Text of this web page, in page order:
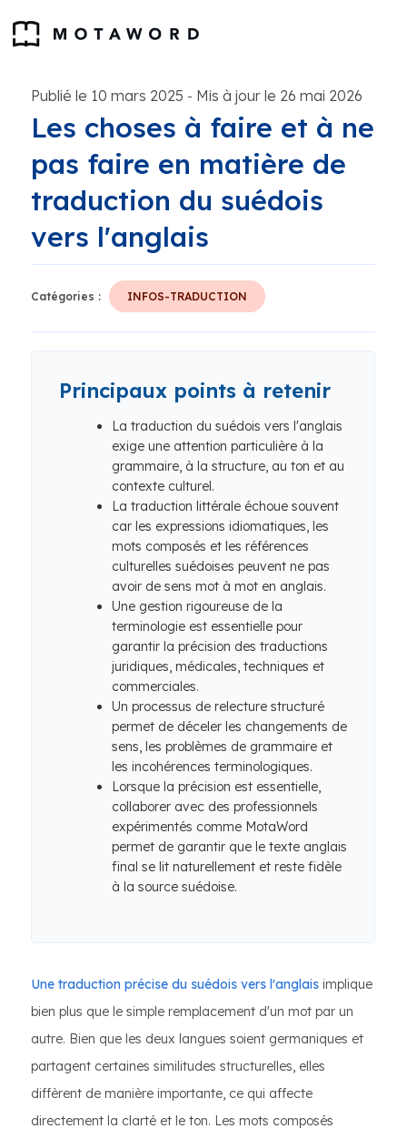
Publié le 10 mars 2025 - Mis à jour le 26 mai 2026
Les choses à faire et à ne
pas faire en matière de
traduction du suédois
vers l'anglais
Catégories : INFOS-TRADUCTION
Principaux points à retenir
La traduction du suédois vers l'anglais
exige une attention particulière à la
grammaire, à la structure, au ton et au
contexte culturel.
La traduction littérale échoue souvent
car les expressions idiomatiques, les
mots composés et les références
culturelles suédoises peuvent ne pas
avoir de sens mot à mot en anglais.
Une gestion rigoureuse de la
terminologie est essentielle pour
garantir la précision des traductions
juridiques, médicales, techniques et
commerciales.
Un processus de relecture structuré
permet de déceler les changements de
sens, les problèmes de grammaire et
les incohérences terminologiques.
Lorsque la précision est essentielle,
collaborer avec des professionnels
expérimentés comme MotaWord
permet de garantir que le texte anglais
final se lit naturellement et reste fidèle
à la source suédoise.
Une traduction précise du suédois vers l'anglais implique
bien plus que le simple remplacement d'un mot par un
autre. Bien que les deux langues soient germaniques et
partagent certaines similitudes structurelles, elles
diffèrent de manière importante, ce qui affecte
directement la clarté et le ton. Les mots composés